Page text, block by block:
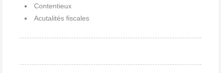
Contentieux
Acutalités fiscales